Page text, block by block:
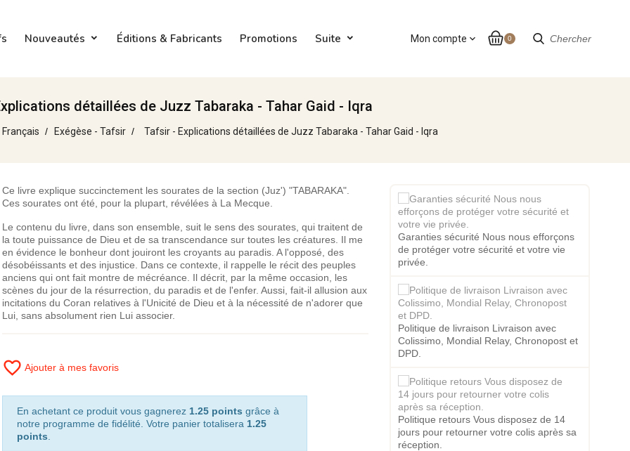
Chercher
Nouveautés Éditions & Fabricants Promotions Suite 0
Mon compte expand_more
détaillées de Juzz Tabaraka - Tahar Gaid - Iqra
Exégèse - Tafsir Tafsir - Explications détaillées de Juzz Tabaraka - Tahar Gaid - Iqra
Ce livre explique succinctement les sourates de la section (Juz') "TABARAKA".
Ces sourates ont été, pour la plupart, révélées à La Mecque.
Le contenu du livre, dans son ensemble, suit le sens des sourates, qui traitent de
la toute puissance de Dieu et de sa transcendance sur toutes les créatures. Il me
en évidence le bonheur dont jouiront les croyants au paradis. A l'opposé, des
désobéissants et des injustice. Dans ce contexte, il rappelle le récit des peuples
anciens qui ont fait montre de mécréance. Il décrit, par la même occasion, les
scènes du jour de la résurrection, du paradis et de l'enfer. Aussi, fait-il allusion aux
incitations du Coran relatives à l'Unicité de Dieu et à la nécessité de n'adorer que
Lui, sans absolument rien Lui associer.
favorite_border Ajouter à mes favoris
En achetant ce produit vous gagnerez 1.25 points grâce à
notre programme de fidélité. Votre panier totalisera 1.25
points
Garanties sécurité Nous nous efforçons
de protéger votre sécurité et votre vie
privée.
Politique de livraison Livraison avec
Colissimo, Mondial Relay, Chronopost et
DPD.
Politique retours Vous disposez de 14
jours pour retourner votre colis après sa
réception.